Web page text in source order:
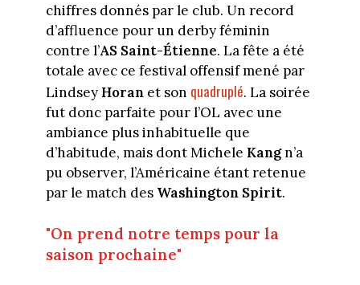
chiffres donnés par le club. Un record
d’affluence pour un derby féminin
contre l’AS Saint-Étienne. La fête a été
totale avec ce festival offensif mené par
Lindsey Horanet son quadruplé. La soirée
fut donc parfaite pour l’OL avec une
ambiance plus inhabituelle que
d’habitude, mais dont Michele Kangn’a
pu observer, l’Américaine étant retenue
par le match des Washington Spirit.
"On prend notre temps pour la
saison prochaine"